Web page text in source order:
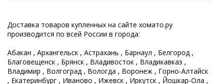
Доставка товаров купленных на сайте хомато.ру
производится по всей России в города:
Абакан , Архангельск , Астрахань , Барнаул , Белгород ,
Благовещенск , Брянск , Владивосток , Владикавказ ,
Владимир , Волгоград , Вологда , Воронеж , Горно-Алтайск
, Екатеринбург , Иваново , Ижевск , Иркутск , Йошкар-Ола ,